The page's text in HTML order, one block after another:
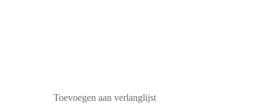
Toevoegen aan verlanglijst